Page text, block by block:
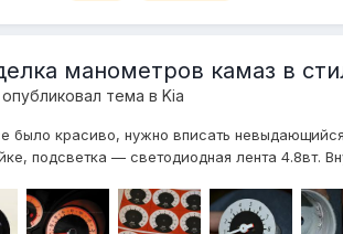
манометров камаз в
опубликовал тема в Kia
было красиво, нужно вписать
подсветка — светодиодная лента 4.8вт.